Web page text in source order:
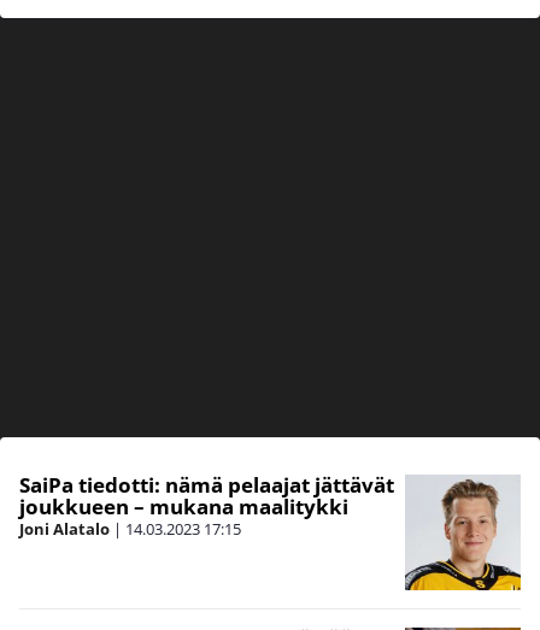
SaiPa tiedotti: nämä pelaajat jättävät
joukkueen – mukana maalitykki
Joni Alatalo | 14.03.2023 17:15